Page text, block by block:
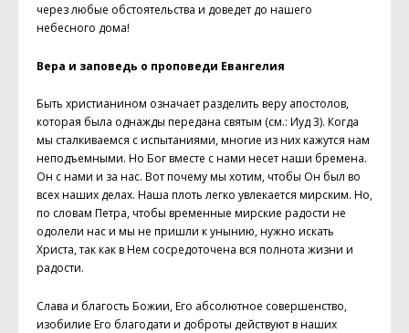
через любые обстоятельства и доведет до нашего
небесного дома!
Вера и заповедь о проповеди Евангелия
Быть христианином означает разделить веру апостолов,
которая была однажды передана святым (см.: Иуд 3). Когда
мы сталкиваемся с испытаниями, многие из них кажутся нам
неподъемными. Но Бог вместе с нами несет наши бремена.
Он с нами и за нас. Вот почему мы хотим, чтобы Он был во
всех наших делах. Наша плоть легко увлекается мирским. Но,
по словам Петра, чтобы временные мирские радости не
одолели нас и мы не пришли к унынию, нужно искать
Христа, так как в Нем сосредоточена вся полнота жизни и
радости.
Слава и благость Божии, Его абсолютное совершенство,
изобилие Его благодати и доброты действуют в наших